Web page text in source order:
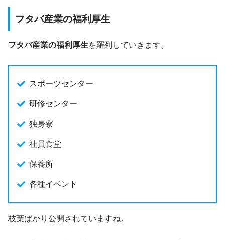
フタバ産業の福利厚生
フタバ産業の福利厚生を羅列していきます。
スポーツセンター
研修センター
独身寮
社員食堂
保養所
各種イベント
枝葉ばかり公開されていますね。